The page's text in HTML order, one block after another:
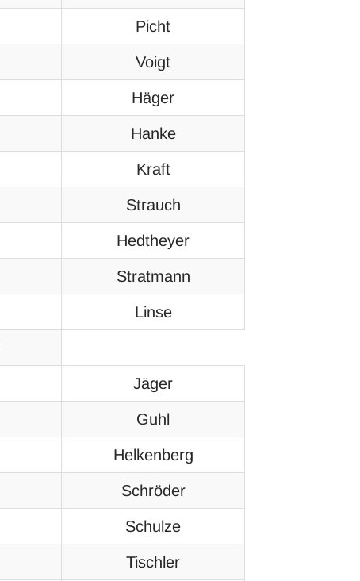
Picht
Voigt
Häger
Hanke
Kraft
Strauch
Hedtheyer
Stratmann
Linse
Jäger
Guhl
Helkenberg
Schröder
Schulze
Tischler